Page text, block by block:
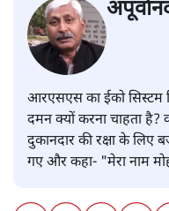
आरएसएस का ईको सिस्टम
दमन क्यों करना चाहता है?
दुकानदार की रक्षा के लिए
गए और कहा- "मेरा नाम